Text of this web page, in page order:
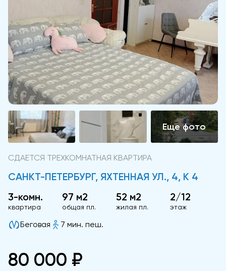
СДАЕТСЯ ТРЕХКОМНАТНАЯ КВАРТИРА
САНКТ-ПЕТЕРБУРГ, ЯХТЕННАЯ УЛ., 4, К 4
3-комн.
квартира
97 м2
общая пл.
52 м2
жилая пл.
2/12
этаж
Беговая 7 мин. пеш.
80 000 ₽